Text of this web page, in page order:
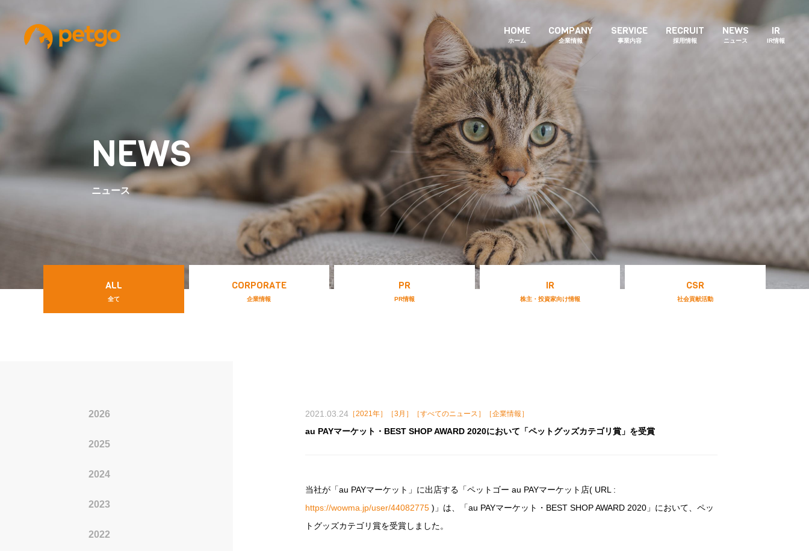
HOME
ホーム
COMPANY
企業情報
SERVICE
事業内容
RECRUIT
採用情報
NEWS
ニュース
IR
IR情報
NEWS
ニュース
ALL
全て
CORPORATE
企業情報
PR
PR情報
IR
株主・投資家向け情報
CSR
社会貢献活動
2021.03.24 ［2021年］［3月］［すべてのニュース］［企業情報］
au PAYマーケット・BEST SHOP AWARD 2020において「ペットグッズカテゴリ賞」を受賞
当社が「au PAYマーケット」に出店する「ペットゴー au PAYマーケット店( URL :
https://wowma.jp/user/44082775 )」は、「au PAYマーケット・BEST SHOP AWARD 2020」において、ペッ
トグッズカテゴリ賞を受賞しました。
2026
2025
2024
2023
2022